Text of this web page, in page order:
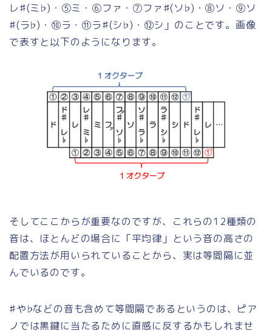
レ♯(ミ♭)・⑤ミ・⑥ファ・⑦ファ♯(ソ♭)・⑧ソ・⑨ソ
♯(ラ♭)・⑩ラ・⑪ラ♯(シ♭)・⑫シ」のことです。画像
で表すと以下のようになります。
そしてここからが重要なのですが、これらの12種類の
音は、ほとんどの場合に「平均律」という音の高さの
配置方法が用いられていることから、実は等間隔に並
んでいるのです。
♯や♭などの音も含めて等間隔であるというのは、ピア
ノでは黒鍵に当たるために直感に反するかもしれませ